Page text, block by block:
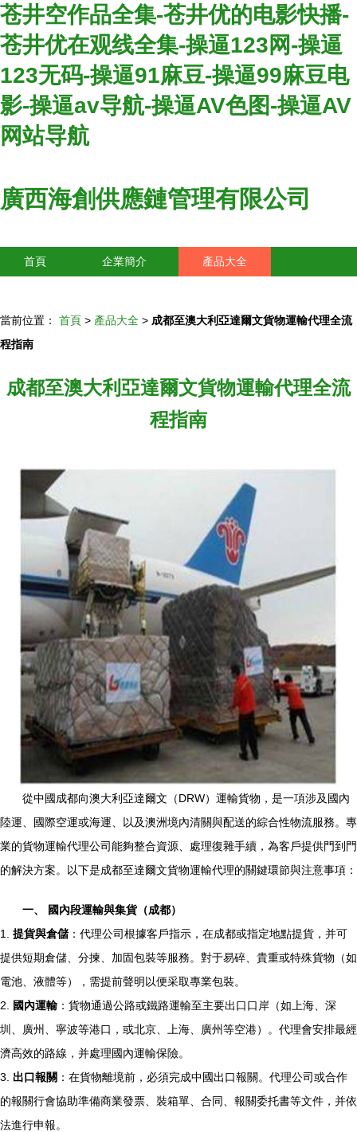
苍井空作品全集-苍井优的电影快播-
苍井优在观线全集-操逼123网-操逼
123无码-操逼91麻豆-操逼99麻豆电
影-操逼av导航-操逼AV色图-操逼AV
网站导航
廣西海創供應鏈管理有限公司
首頁 企業簡介 產品大全
當前位置： 首頁 > 產品大全 > 成都至澳大利亞達爾文貨物運輸代理全流
程指南
成都至澳大利亞達爾文貨物運輸代理全流
程指南
從中國成都向澳大利亞達爾文（DRW）運輸貨物，是一項涉及國內
陸運、國際空運或海運、以及澳洲境內清關與配送的綜合性物流服務。專
業的貨物運輸代理公司能夠整合資源、處理復雜手續，為客戶提供門到門
的解決方案。以下是成都至達爾文貨物運輸代理的關鍵環節與注意事項：
一、 國內段運輸與集貨（成都）
1. 提貨與倉儲：代理公司根據客戶指示，在成都或指定地點提貨，并可
提供短期倉儲、分揀、加固包裝等服務。對于易碎、貴重或特殊貨物（如
電池、液體等），需提前聲明以便采取專業包裝。
2.
國內運輸 ：貨物通過公路或鐵路運輸至主要出口口岸（如上海、深
圳、廣州、寧波等港口，或北京、上海、廣州等空港）。代理會安排最經
濟高效的路線，并處理國內運輸保險。
3. 出口報關 ：在貨物離境前，必須完成中國出口報關。代理公司或合作
的報關行會協助準備商業發票、裝箱單、合同、報關委托書等文件，并依
法進行申報。